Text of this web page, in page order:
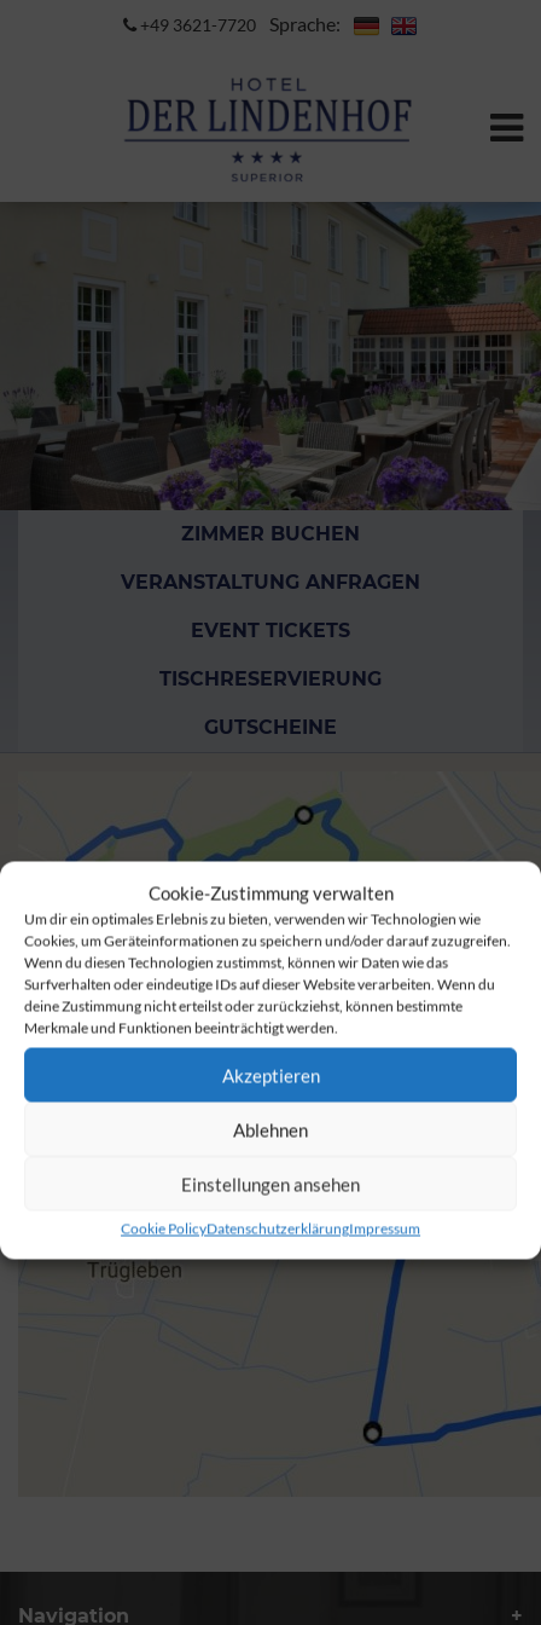
Cookie-Zustimmung verwalten
Um dir ein optimales Erlebnis zu bieten, verwenden wir Technologien wie
Cookies, um Geräteinformationen zu speichern und/oder darauf zuzugreifen.
Wenn du diesen Technologien zustimmst, können wir Daten wie das
Surfverhalten oder eindeutige IDs auf dieser Website verarbeiten. Wenn du
deine Zustimmung nicht erteilst oder zurückziehst, können bestimmte
Merkmale und Funktionen beeinträchtigt werden.
Akzeptieren
Ablehnen
Einstellungen ansehen
Cookie PolicyDatenschutzerklärungImpressum
+49 3621-7720 Sprache:
ZIMMER BUCHEN
VERANSTALTUNG ANFRAGEN
EVENT TICKETS
TISCHRESERVIERUNG
GUTSCHEINE
Navigation